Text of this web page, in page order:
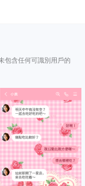
包含任何可識別用戶的